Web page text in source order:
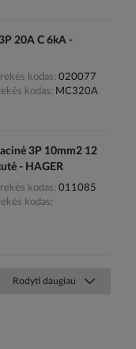
20A C 6kA -
kodas 020077
kodas
MC320A
3P 10mm2 12
- HAGER
kodas 011085
kodas
Rodyti daugiau